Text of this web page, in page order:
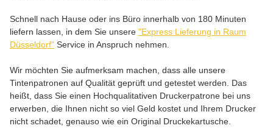
Schnell nach Hause oder ins Büro innerhalb von 180 Minuten
liefern lassen, in dem Sie unsere "Express Lieferung in Raum
Düsseldorf" Service in Anspruch nehmen.
Wir möchten Sie aufmerksam machen, dass alle unsere
Tintenpatronen auf Qualität geprüft und getestet werden. Das
heißt, dass Sie einen Hochqualitativen Druckerpatrone bei uns
erwerben, die Ihnen nicht so viel Geld kostet und Ihrem Drucker
nicht schadet, genauso wie ein Original Druckekartusche.